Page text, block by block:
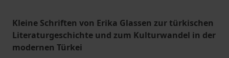
Kleine Schriften von Erika Glassen zur türkischen
Literaturgeschichte und zum Kulturwandel in der
modernen Türkei